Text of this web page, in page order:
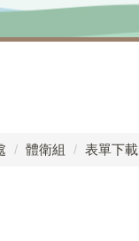
體衛組 表單下載